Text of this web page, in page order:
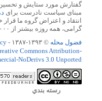
گفتارش مورد ستایش و تحسین
مبنای سیاست نادرست برای
انتقاد و اعتراض گروه ما
گرامی، همه روزه بیشتر از ۱۰،۰۰۰ نفر از این سایت دیدن می کنند.
فضول محله © ۱۳۹۳-۱۳۸۷ -
Commons Attribution-
NoDerivs 3.0 Unported
رسته بندي